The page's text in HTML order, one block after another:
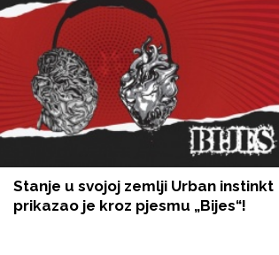
Stanje u svojoj zemlji Urban instinkt
prikazao je kroz pjesmu „Bijes“!